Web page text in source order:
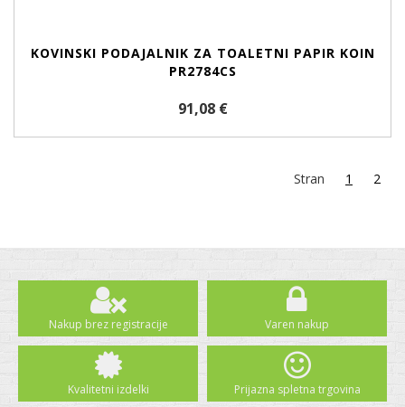
KOVINSKI PODAJALNIK ZA TOALETNI PAPIR KOIN
PR2784CS
91,08 €
Stran 1 2
Nakup brez registracije Varen nakup
Kvalitetni izdelki Prijazna spletna trgovina